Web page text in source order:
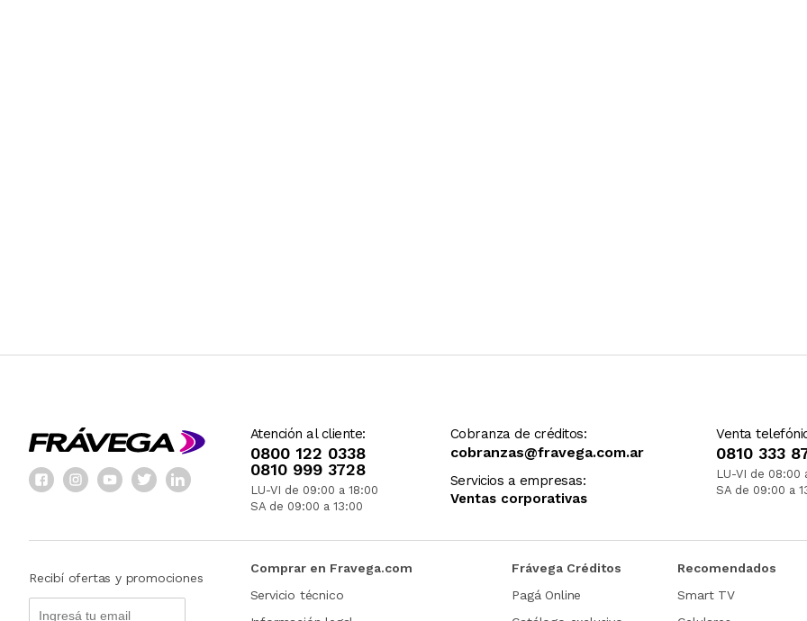
Atención al cliente:
0800 122 0338
0810 999 3728
LU-VI de 09:00 a 18:00
SA de 09:00 a 13:00
Cobranza de créditos:
cobranzas@fravega.com.ar
Servicios a empresas:
Ventas corporativas
Venta
0810 333
LU-VI de 08:00
SA de 09:00 a
Recibí ofertas y promociones
Comprar en Fravega.com
Servicio técnico
Frávega Créditos
Pagá Online
Recomendados
Smart TV